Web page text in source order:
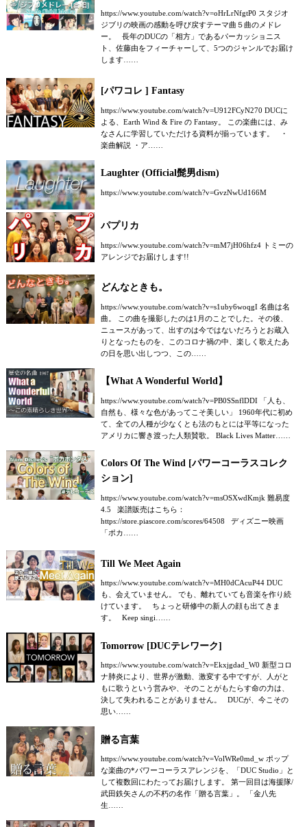
https://www.youtube.com/watch?v=oHrLrNfgtP0 スタジオ
ジブリの映画の感動を呼び戻すテーマ曲５曲のメドレ
ー。 長年のDUCの「相方」であるパーカッショニス
ト、佐藤由をフィーチャーして、5つのジャンルでお届け
します……
[パワコレ ] Fantasy
https://www.youtube.com/watch?v=U912FCyN270 DUCに
よる、Earth Wind & Fire の Fantasy。 この楽曲には、み
なさんに学習していただける資料が揃っています。 ・
楽曲解説 ・ア……
Laughter (Official髭男dism)
https://www.youtube.com/watch?v=GvzNwUd166M
パプリカ
https://www.youtube.com/watch?v=mM7jH06hfz4 トミーの
アレンジでお届けします!!
どんなときも。
https://www.youtube.com/watch?v=s1uby6woqgI 名曲は名
曲。 この曲を撮影したのは1月のことでした。その後、
ニュースがあって、出すのは今ではないだろうとお蔵入
りとなったものを、このコロナ禍の中、楽しく歌えたあ
の日を思い出しつつ、この……
【What A Wonderful World】
https://www.youtube.com/watch?v=PB0SSnflDDI 「人も、
自然も、様々な色があってこそ美しい」 1960年代に初め
て、全ての人種が少なくとも法のもとには平等になった
アメリカに響き渡った人類賛歌。 Black Lives Matter……
Colors Of The Wind [パワーコーラスコレク
ション]
https://www.youtube.com/watch?v=msOSXwdKmjk 難易度
4.5 楽譜販売はこちら：
https://store.piascore.com/scores/64508 ディズニー映画
「ポカ……
Till We Meet Again
https://www.youtube.com/watch?v=MH0dCAcuP44 DUC
も、会えていません。 でも、離れていても音楽を作り続
けています。 ちょっと研修中の新人の顔も出てきま
す。 Keep singi……
Tomorrow [DUCテレワーク]
https://www.youtube.com/watch?v=Ekxjgdad_W0 新型コロ
ナ肺炎により、世界が激動、激変する中ですが、人がと
もに歌うという営みや、そのことがもたらす命の力は、
決して失われることがありません。 DUCが、今こその
思い……
贈る言葉
https://www.youtube.com/watch?v=VolWRe0md_w ポップ
な楽曲の*パワーコーラスアレンジを、「DUC Studio」と
して複数回にわたってお届けします。 第一回目は海援隊/
武田鉄矢さんの不朽の名作「贈る言葉」。 「金八先
生……